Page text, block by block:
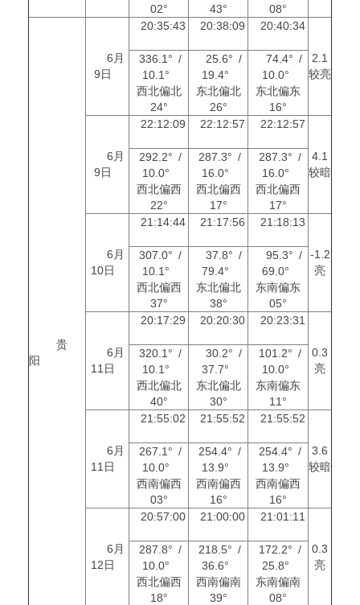
02°
43°
08°
贵
阳
6月
9日
20:35:43 20:38:09 20:40:34
2.1
较亮
336.1° /
10.1°
西北偏北
24°
25.6° /
19.4°
东北偏北
26°
74.4° /
10.0°
东北偏东
16°
6月
9日
22:12:09 22:12:57 22:12:57
4.1
较暗
292.2° /
10.0°
西北偏西
22°
287.3° /
16.0°
西北偏西
17°
287.3° /
16.0°
西北偏西
17°
6月
10日
21:14:44 21:17:56 21:18:13
-1.2
亮
307.0° /
10.1°
西北偏西
37°
37.8° /
79.4°
东北偏北
38°
95.3° /
69.0°
东南偏东
05°
6月
11日
20:17:29 20:20:30 20:23:31
0.3
亮
320.1° /
10.1°
西北偏北
40°
30.2° /
37.7°
东北偏北
30°
101.2° /
10.0°
东南偏东
11°
6月
11日
21:55:02 21:55:52 21:55:52
3.6
较暗
267.1° /
10.0°
西南偏西
03°
254.4° /
13.9°
西南偏西
16°
254.4° /
13.9°
西南偏西
16°
6月
12日
20:57:00 21:00:00 21:01:11
0.3
亮
287.8° /
10.0°
西北偏西
18°
218.5° /
36.6°
西南偏南
39°
172.2° /
25.8°
东南偏南
08°